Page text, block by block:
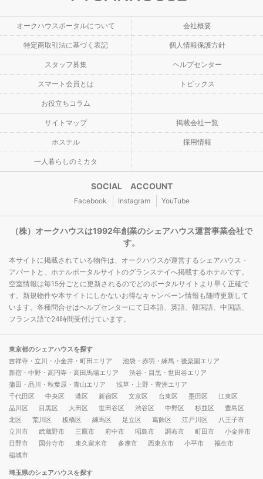
オークハウスポータルについて 会社概要
特定商取引法に基づく表記 個人情報保護方針
スタッフ募集 ヘルプセンター
スマート会員とは トピックス
お役立ちコラム
サイトマップ 掲載会社一覧
ホステル 採用情報
一人暮らしのミカタ
SOCIAL ACCOUNT
Facebook Instagram YouTube
（株）オークハウスは1992年創業のシェアハウス運営事業会社で
す。
本サイトに掲載されている物件は、オークハウスが運営するシェアハウス・
アパートと、ホテルポータルサイトのグランステイへ掲載するホテルです。
空室情報は毎15分ごとに更新されるのでどのポータルサイトより早く正確で
す。新規物件や本サイトにしかないお得なキャンペーン情報も随時更新して
います。各種問合せはヘルプセンターにて日本語、英語、韓国語、中国語、
フランス語で24時間受付けています。
東京都のシェアハウスを探す
吉祥寺・立川・小金井・町田エリア
池袋・赤羽・練馬・後楽園エリア
新宿・中野・高円寺・高田馬場エリア
渋谷・目黒・世田谷エリア
蒲田・品川・秋葉原・青山エリア
浅草・上野・豊洲エリア
千代田区
中央区 港区 新宿区 文京区 台東区 墨田区
江東区
品川区
目黒区 大田区 世田谷区 渋谷区 中野区 杉並区
豊島区
北区
荒川区 板橋区 練馬区 足立区 葛飾区 江戸川区
八王子市
立川市
武蔵野市 三鷹市 府中市 昭島市 調布市 町田市
小金井市
日野市
国分寺市 東久留米市 多摩市 西東京市 小平市
福生市
稲城市
埼玉県のシェアハウスを探す